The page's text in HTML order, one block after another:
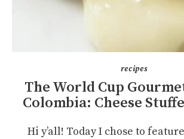
recipes
The World Cup
Colombia: Cheese
Hi y’all! Today I chose to